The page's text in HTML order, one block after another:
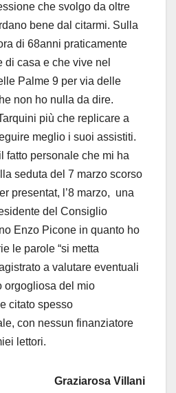
che svolgo da oltre
bene dal citarmi. Sulla
di 68anni praticamente
di casa e che vive nel
Palme 9 per via delle
non ho nulla da dire.
più che replicare a
meglio i suoi assistiti.
fatto personale che mi ha
seduta del 7 marzo scorso
presentat, l’8 marzo, una
del Consiglio
Enzo Picone in quanto ho
le parole “si metta
a valutare eventuali
orgogliosa del mio
citato spesso
con nessun finanziatore
lettori.
Graziarosa Villani